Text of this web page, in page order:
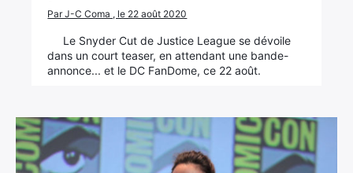
Par J-C Coma , le 22 août 2020
Le Snyder Cut de Justice League se dévoile
dans un court teaser, en attendant une bande-
annonce... et le DC FanDome, ce 22 août.